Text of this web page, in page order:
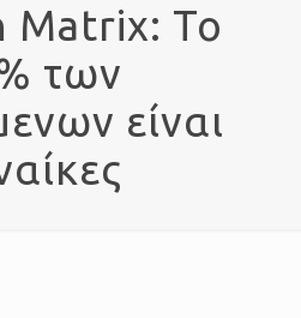
Matrix: Το
των
είναι